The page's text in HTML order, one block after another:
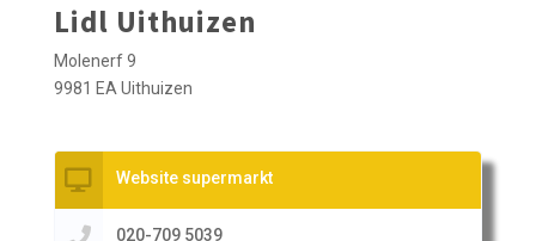
Lidl Uithuizen
Molenerf 9
9981 EA Uithuizen
Website supermarkt
020-709 5039